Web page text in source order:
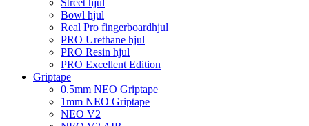
Street hjul
Bowl hjul
Real Pro fingerboardhjul
PRO Urethane hjul
PRO Resin hjul
PRO Excellent Edition
Griptape
0.5mm NEO Griptape
1mm NEO Griptape
NEO V2